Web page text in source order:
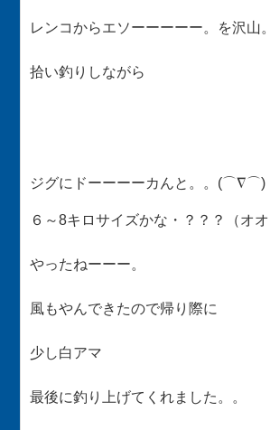
レンコからエソーーーーー。を沢山
拾い釣りしながら
ジグにドーーーーカんと。。(⌒∇⌒)
６～8キロサイズかな・？？？（オオ
やったねーーー。
風もやんできたので帰り際に
少し白アマ
最後に釣り上げてくれました。。